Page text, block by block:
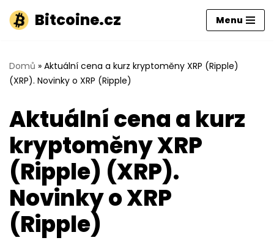
Přeskočit
obsah
Bitcoine.cz Menu
Domů » Aktuální cena a kurz kryptoměny XRP (Ripple)
(XRP). Novinky o XRP (Ripple)
Aktuální cena a kurz
kryptoměny XRP
(Ripple) (XRP).
Novinky o XRP
(Ripple)